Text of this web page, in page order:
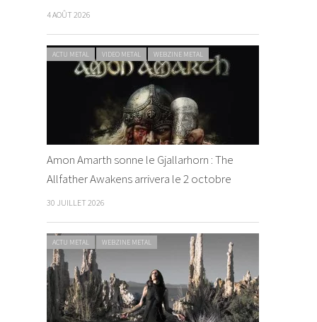
4 AOÛT 2026
ACTU METAL VIDEO METAL WEBZINE METAL
Amon Amarth sonne le Gjallarhorn : The
Allfather Awakens arrivera le 2 octobre
30 JUILLET 2026
ACTU METAL WEBZINE METAL